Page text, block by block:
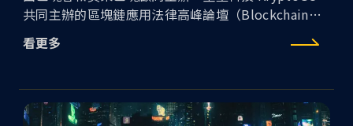
共同主辦的區塊鏈應用法律高峰論壇（Blockchain
Legal Forum）旨在集合金融科技法規之法律從業者
及產業人士，共同探討區塊鏈應用的適法性，期盼在
全球業者，進而落腳台灣，帶動科技法律新時代。
看更多